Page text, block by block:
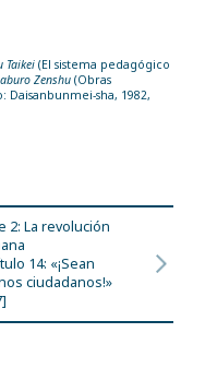
Taikei(El sistema pedagógico
Zenshu(Obras
Daisanbunmei-sha, 1982,
2: La revolución
14: «¡Sean
ciudadanos!»